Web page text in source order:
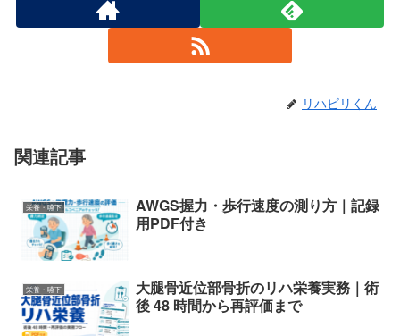
リハビリくん
関連記事
栄養・嚥下
AWGS握力・歩行速度の測り方｜記録
用PDF付き
栄養・嚥下
大腿骨近位部骨折のリハ栄養実務｜術
後 48 時間から再評価まで